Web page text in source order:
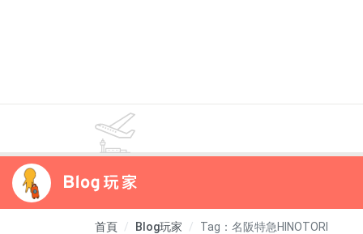
首頁 Blog玩家 Tag：名阪特急HINOTORI